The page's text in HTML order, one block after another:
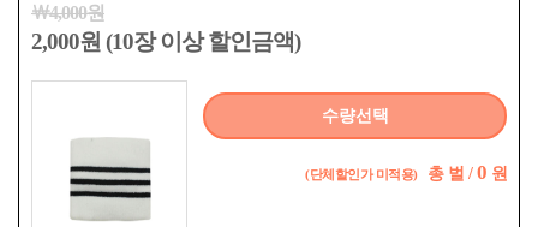
￦4,000원
2,000원 (10장 이상 할인금액)
수량선택
(단체할인가 미적용) 총 벌 / 0 원